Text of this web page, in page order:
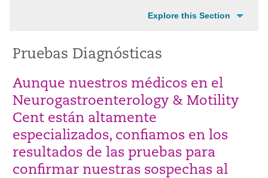
Explore this Section
Pruebas Diagnósticas
Aunque nuestros médicos en el
Neurogastroenterology & Motility
Cent están altamente
especializados, confiamos en los
resultados de las pruebas para
confirmar nuestras sospechas al